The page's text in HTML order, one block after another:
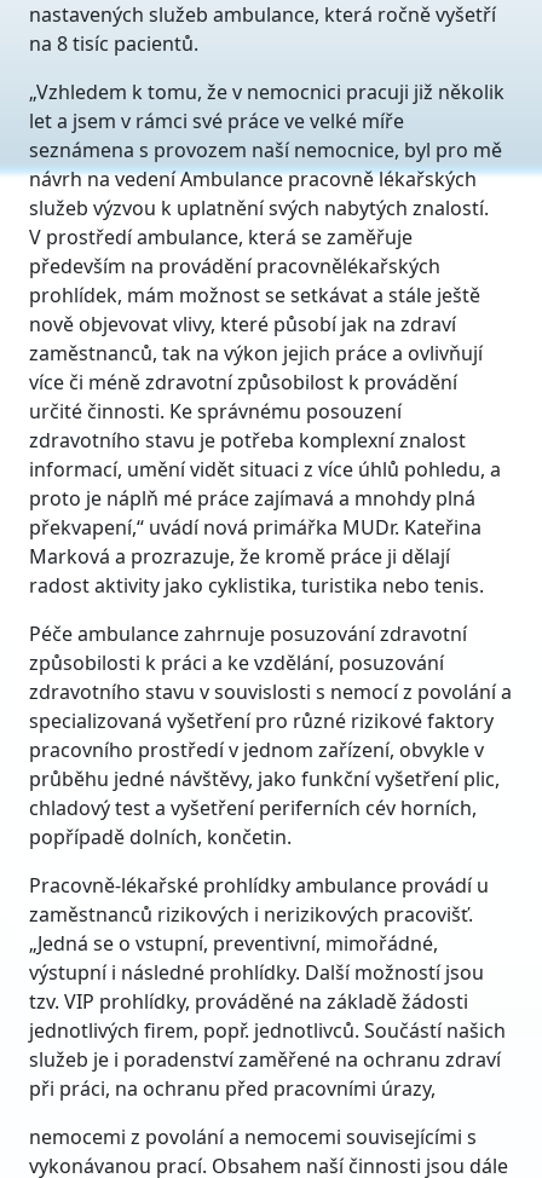
nastavených služeb ambulance, která ročně vyšetří
na 8 tisíc pacientů.
„Vzhledem k tomu, že v nemocnici pracuji již několik
let a jsem v rámci své práce ve velké míře
seznámena s provozem naší nemocnice, byl pro mě
návrh na vedení Ambulance pracovně lékařských
služeb výzvou k uplatnění svých nabytých znalostí.
V prostředí ambulance, která se zaměřuje
především na provádění pracovnělékařských
prohlídek, mám možnost se setkávat a stále ještě
nově objevovat vlivy, které působí jak na zdraví
zaměstnanců, tak na výkon jejich práce a ovlivňují
více či méně zdravotní způsobilost k provádění
určité činnosti. Ke správnému posouzení
zdravotního stavu je potřeba komplexní znalost
informací, umění vidět situaci z více úhlů pohledu, a
proto je náplň mé práce zajímavá a mnohdy plná
překvapení,“ uvádí nová primářka MUDr. Kateřina
Marková a prozrazuje, že kromě práce ji dělají
radost aktivity jako cyklistika, turistika nebo tenis.
Péče ambulance zahrnuje posuzování zdravotní
způsobilosti k práci a ke vzdělání, posuzování
zdravotního stavu v souvislosti s nemocí z povolání a
specializovaná vyšetření pro různé rizikové faktory
pracovního prostředí v jednom zařízení, obvykle v
průběhu jedné návštěvy, jako funkční vyšetření plic,
chladový test a vyšetření periferních cév horních,
popřípadě dolních, končetin.
Pracovně-lékařské prohlídky ambulance provádí u
zaměstnanců rizikových i nerizikových pracovišť.
„Jedná se o vstupní, preventivní, mimořádné,
výstupní i následné prohlídky. Další možností jsou
tzv. VIP prohlídky, prováděné na základě žádosti
jednotlivých firem, popř. jednotlivců. Součástí našich
služeb je i poradenství zaměřené na ochranu zdraví
při práci, na ochranu před pracovními úrazy,
nemocemi z povolání a nemocemi souvisejícími s
vykonávanou prací. Obsahem naší činnosti jsou dále